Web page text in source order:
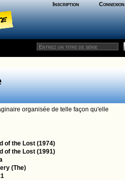
Inscription Connexion
organisée de telle façon qu'elle
of the Lost (1974)
of the Lost (1991)
(The)